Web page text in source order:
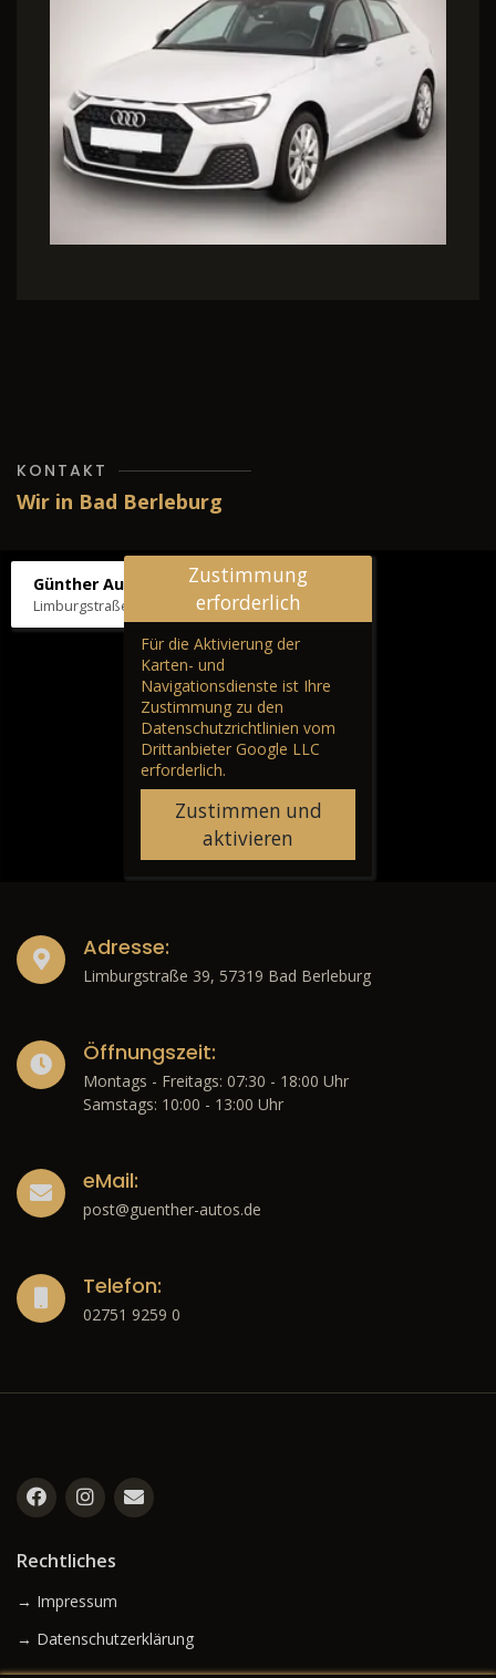
KONTAKT
Wir in Bad Berleburg
Günther Autos & Service
Limburgstraße 39, 57319 Bad Berleburg
Zustimmung
erforderlich
Für die Aktivierung der
Karten- und
Navigationsdienste ist Ihre
Zustimmung zu den
Datenschutzrichtlinien vom
Adresse:
Limburgstraße 39, 57319 Bad Berleburg
Montags - Freitags: 07:30 - 18:00 Uhr
Samstags: 10:00 - 13:00 Uhr
eMail:
post@guenther-autos.de
Telefon:
Rechtliches